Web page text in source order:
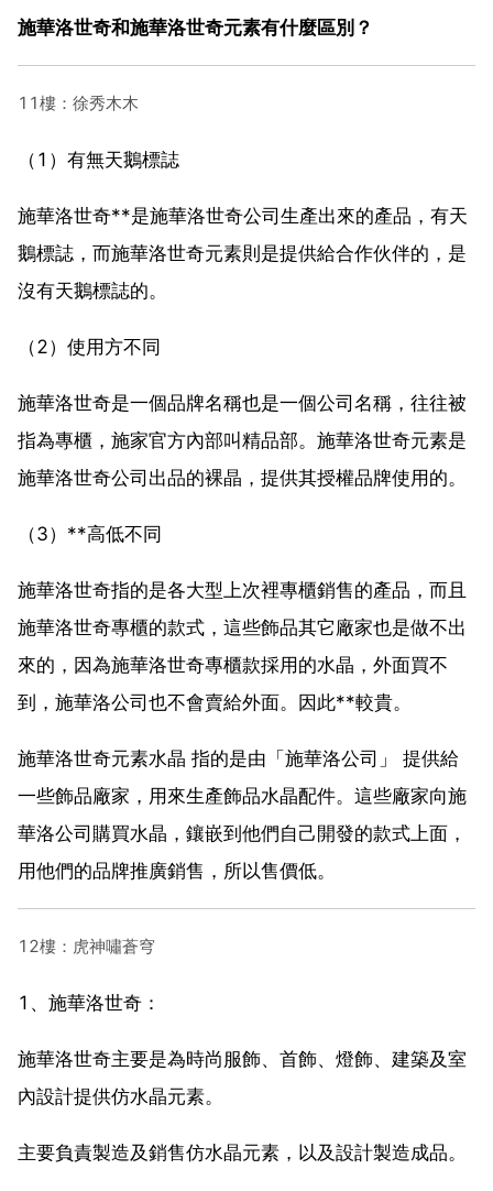
施華洛世奇和施華洛世奇元素有什麼區別？
11樓：徐秀木木
（1）有無天鵝標誌
施華洛世奇**是施華洛世奇公司生產出來的產品，有天
鵝標誌，而施華洛世奇元素則是提供給合作伙伴的，是
沒有天鵝標誌的。
（2）使用方不同
施華洛世奇是一個品牌名稱也是一個公司名稱，往往被
指為專櫃，施家官方內部叫精品部。施華洛世奇元素是
施華洛世奇公司出品的裸晶，提供其授權品牌使用的。
（3）**高低不同
施華洛世奇指的是各大型上次裡專櫃銷售的產品，而且
施華洛世奇專櫃的款式，這些飾品其它廠家也是做不出
來的，因為施華洛世奇專櫃款採用的水晶，外面買不
到，施華洛公司也不會賣給外面。因此**較貴。
施華洛世奇元素水晶 指的是由「施華洛公司」 提供給
一些飾品廠家，用來生產飾品水晶配件。這些廠家向施
華洛公司購買水晶，鑲嵌到他們自己開發的款式上面，
用他們的品牌推廣銷售，所以售價低。
12樓：虎神嘯蒼穹
1、施華洛世奇：
施華洛世奇主要是為時尚服飾、首飾、燈飾、建築及室
內設計提供仿水晶元素。
主要負責製造及銷售仿水晶元素，以及設計製造成品。